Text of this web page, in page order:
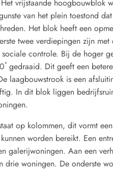
Het vrijstaande hoogbouwblok
van het plein toestond
Het blok heeft een
twee verdiepingen zijn met
controle. Bij de hoger
gedraaid. Dit geeft een
laagbouwstrook is een
In dit blok liggen
op kolommen, dit vormt
worden bereikt. Een
galerijwoningen. Aan een
woningen. De onderste